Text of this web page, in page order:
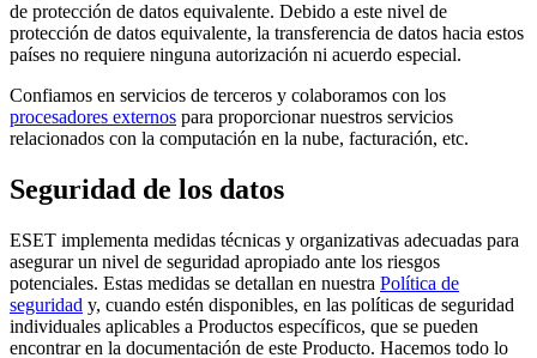
de protección de datos equivalente. Debido a este nivel de
protección de datos equivalente, la transferencia de datos hacia estos
países no requiere ninguna autorización ni acuerdo especial.
Confiamos en servicios de terceros y colaboramos con los
procesadores externos para proporcionar nuestros servicios
relacionados con la computación en la nube, facturación, etc.
Seguridad de los datos
ESET implementa medidas técnicas y organizativas adecuadas para
asegurar un nivel de seguridad apropiado ante los riesgos
potenciales. Estas medidas se detallan en nuestra Política de
seguridad y, cuando estén disponibles, en las políticas de seguridad
individuales aplicables a Productos específicos, que se pueden
encontrar en la documentación de este Producto. Hacemos todo lo